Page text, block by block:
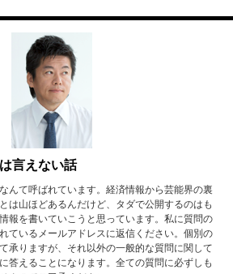
言えない話
んて呼ばれています。経済情報から芸能界の裏
は山ほどあるんだけど、タダで公開するのはも
報を書いていこうと思っています。私に質問の
ているメールアドレスに返信ください。個別の
承りますが、それ以外の一般的な質問に関して
答えることになります。全ての質問に必ずしも